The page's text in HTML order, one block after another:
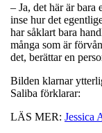
– Ja, det här är bara
inse hur det
har såklart bara
många som är
det, berättar en
Bilden klarnar
Saliba förklarar:
LÄS MER: Jessica